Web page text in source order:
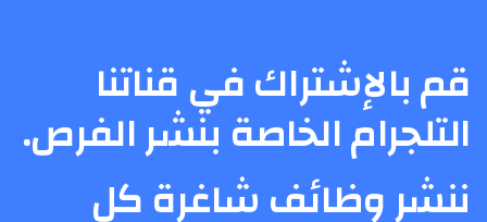
قم بالإشتراك في قناتنا
التلجرام الخاصة بنشر الفرص.
ننشر وظائف شاغرة كل